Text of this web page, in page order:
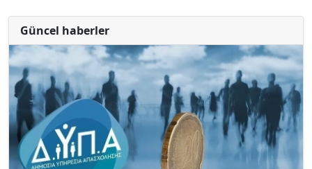
Güncel haberler